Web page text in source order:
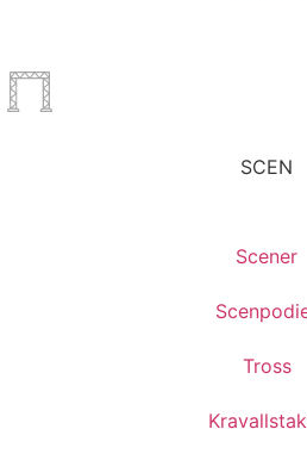
SCEN
Scener
Tross